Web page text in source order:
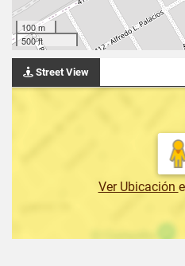
100 m
500 ft
Street View
Ver Ubicación